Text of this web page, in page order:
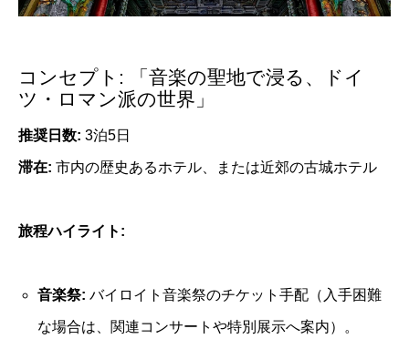
コンセプト: 「音楽の聖地で浸る、ドイ
ツ・ロマン派の世界」
推奨日数: 3泊5日
滞在: 市内の歴史あるホテル、または近郊の古城ホテル
旅程ハイライト:
音楽祭: バイロイト音楽祭のチケット手配（入手困難
な場合は、関連コンサートや特別展示へ案内）。